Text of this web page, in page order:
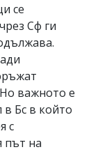
се
Сф ги
важното е
Бс в който
с
път на